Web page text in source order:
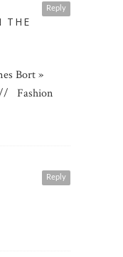
Reply
THE
Bort »
// Fashion
Reply